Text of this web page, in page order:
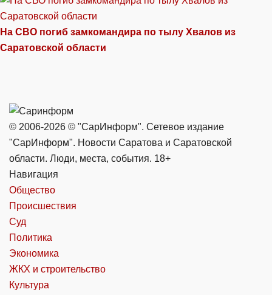
На СВО погиб замкомандира по тылу Хвалов из
Саратовской области
© 2006-2026 © "СарИнформ". Сетевое издание
"СарИнформ". Новости Саратова и Саратовской
области. Люди, места, события. 18+
Навигация
Общество
Происшествия
Суд
Политика
Экономика
ЖКХ и строительство
Культура